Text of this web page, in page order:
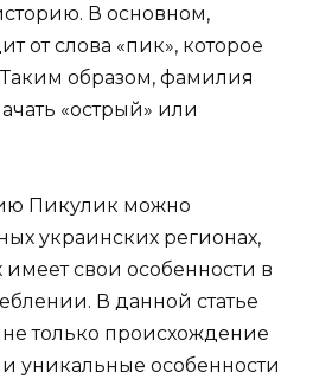
В основном,
от слова «пик», которое
Таким образом, фамилия
«острый» или
Пикулик можно
украинских регионах,
свои особенности в
В данной статье
только происхождение
уникальные особенности